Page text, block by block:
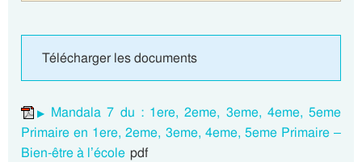
Télécharger les documents
Mandala 7 du : 1ere, 2eme, 3eme, 4eme, 5eme
Primaire en 1ere, 2eme, 3eme, 4eme, 5eme Primaire –
Bien-être à l’école pdf